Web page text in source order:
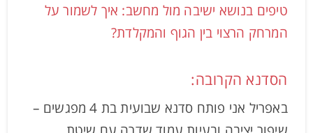
טיפים בנושא ישיבה מול מחשב: איך לשמור על
המרחק הרצוי בין הגוף והמקלדת?
הסדנא הקרובה:
באפריל אני פותח סדנא שבועית בת 4 מפגשים –